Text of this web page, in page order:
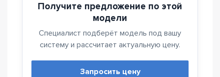
Получите предложение по этой
модели
Специалист подберёт модель под вашу
систему и рассчитает актуальную цену.
Запросить цену